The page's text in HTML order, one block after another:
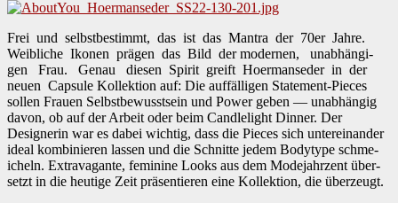
Frei und selb­st­bes­timmt, das ist das Mantra der 70er Jahre.
Weib­liche Iko­nen prä­gen das Bild der mod­er­nen, unab­hängi­
gen Frau. Genau diesen Spir­it greift Hoer­manseder in der
neuen Cap­sule Kollek­tion auf: Die auf­fäl­li­gen State­ment-Pieces
sollen Frauen Selb­st­be­wusst­sein und Pow­er geben — unab­hängig
davon, ob auf der Arbeit oder beim Can­dle­light Din­ner. Der
Designer­in war es dabei wichtig, dass die Pieces sich untere­inan­der
ide­al kom­binieren lassen und die Schnitte jedem Body­type schme­
icheln. Extrav­a­gante, fem­i­nine Looks aus dem Mod­e­jahrzent über­
set­zt in die heutige Zeit präsen­tieren eine Kollek­tion, die überzeugt.